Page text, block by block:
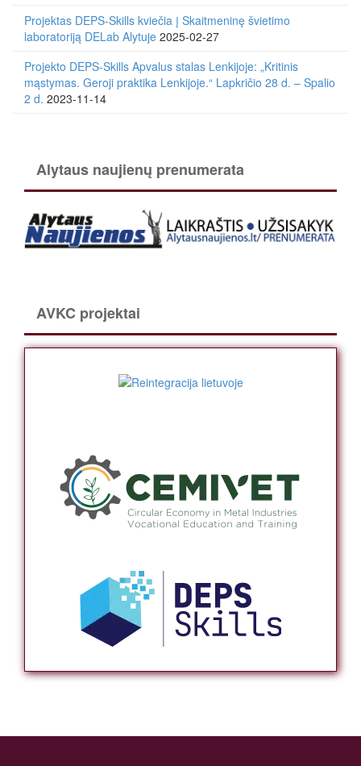
Projektas DEPS-Skills kviečia į Skaitmeninę švietimo
laboratoriją DELab Alytuje 2025-02-27
Projekto DEPS-Skills Apvalus stalas Lenkijoje: „Kritinis
mąstymas. Geroji praktika Lenkijoje.“ Lapkričio 28 d. – Spalio
2 d. 2023-11-14
Alytaus naujienų prenumerata
AVKC projektai